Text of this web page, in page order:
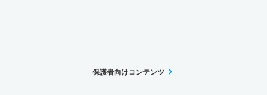
保護者向けコンテンツ